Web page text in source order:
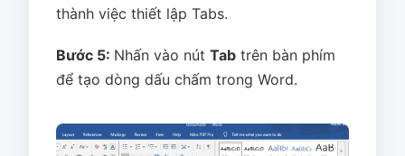
thành việc thiết lập Tabs.
Bước 5: Nhấn vào nút Tab trên bàn phím
để tạo dòng dấu chấm trong Word.